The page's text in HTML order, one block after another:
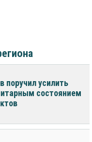
поручил усилить
состоянием